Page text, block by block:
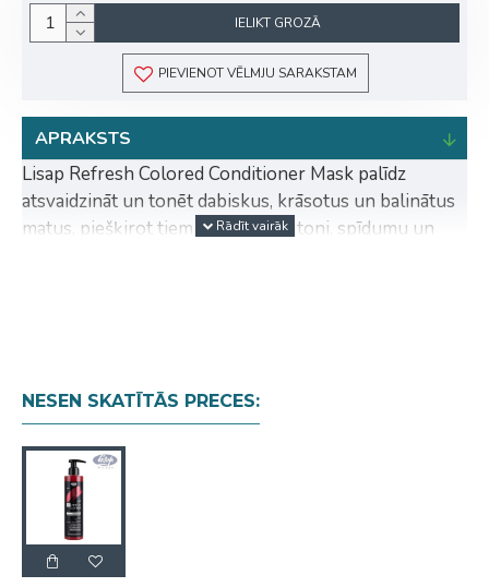
IELIKT GROZĀ
PIEVIENOT VĒLMJU SARAKSTAM
APRAKSTS
Lisap Refresh Colored Conditioner Mask palīdz
atsvaidzināt un tonēt dabiskus, krāsotus un balinātus
matus, piešķirot tiem intensīvāku toni, spīdumu un
Redzams rezultāts jau pēc dažām minūtēm
Krāsas tonis izbalē vienmērīgi un saglabā
dabisku efektu
Nesatur amonjaku
Formula bagātināta ar 100% dabīgu kamēlijas
eļļu un wakame aļģu ekstraktu
Intensīvi kondicionē matus un piešķir īpašu
NESEN SKATĪTĀS PRECES: